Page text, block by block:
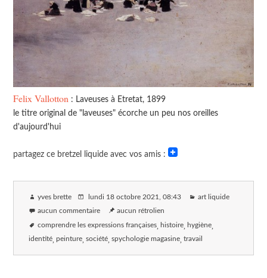
Felix Vallotton : Laveuses à Etretat, 1899
le titre original de "laveuses" écorche un peu nos oreilles
d'aujourd'hui
partagez ce bretzel liquide avec vos amis :
yves brette lundi 18 octobre 2021 , 08:43 art liquide
aucun commentaire aucun rétrolien
comprendre les expressions françaises histoire hygiène
identité peinture société spychologie magasine travail